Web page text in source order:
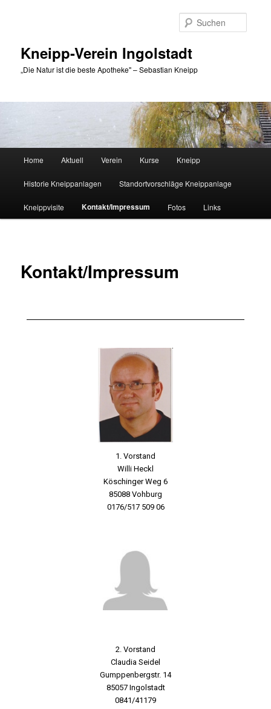
Kneipp-Verein Ingolstadt
„Die Natur ist die beste Apotheke" – Sebastian Kneipp
Home Aktuell Verein Kurse Kneipp
Historie Kneippanlagen Standortvorschläge Kneippanlage
Kneippvisite Kontakt/Impressum Fotos Links
Kontakt/Impressum
1. Vorstand
Willi Heckl
Köschinger Weg 6
85088 Vohburg
0176/517 509 06
2. Vorstand
Claudia Seidel
Gumppenbergstr. 14
85057 Ingolstadt
0841/41179